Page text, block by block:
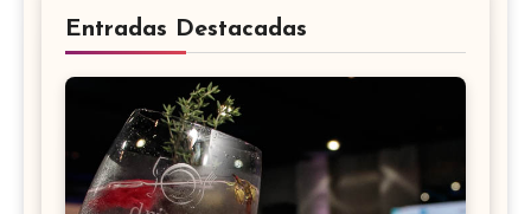
Entradas Destacadas